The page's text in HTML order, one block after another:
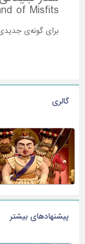
of Misfits
برای گونه‌ی
گالری
پیشنهادهای بیشتر